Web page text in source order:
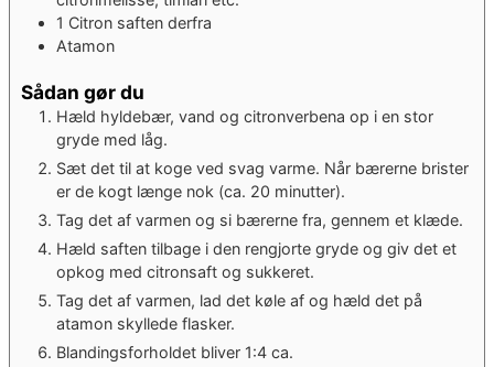
1 Citron saften derfra
Atamon
Sådan gør du
Hæld hyldebær, vand og citronverbena op i en stor
gryde med låg.
Sæt det til at koge ved svag varme. Når bærerne brister
er de kogt længe nok (ca. 20 minutter).
Tag det af varmen og si bærerne fra, gennem et klæde.
Hæld saften tilbage i den rengjorte gryde og giv det et
opkog med citronsaft og sukkeret.
Tag det af varmen, lad det køle af og hæld det på
atamon skyllede flasker.
Blandingsforholdet bliver 1:4 ca.